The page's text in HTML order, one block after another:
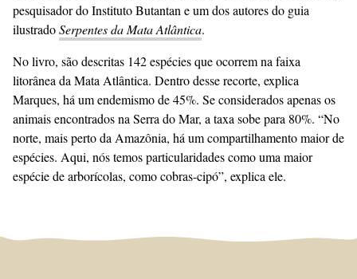
pesquisador do Instituto Butantan e um dos autores do guia
ilustradoSerpentes da Mata Atlântica.
No livro, são descritas 142 espécies que ocorrem na faixa
litorânea da Mata Atlântica. Dentro desse recorte, explica
Marques, há um endemismo de 45%. Se considerados apenas os
animais encontrados na Serra do Mar, a taxa sobe para 80%. “No
norte, mais perto da Amazônia, há um compartilhamento maior de
espécies. Aqui, nós temos particularidades como uma maior
espécie de arborícolas, como cobras-cipó”, explica ele.